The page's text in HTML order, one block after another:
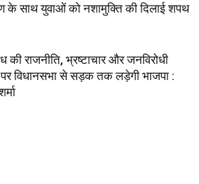
के साथ युवाओं को नशामुक्ति की दिलाई शपथ
की राजनीति, भ्रष्टाचार और जनविरोधी
पर विधानसभा से सड़क तक लड़ेगी भाजपा :